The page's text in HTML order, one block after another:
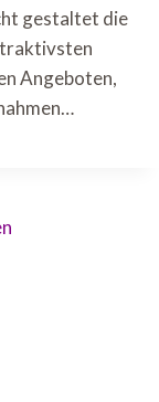
gestaltet die
Angeboten,